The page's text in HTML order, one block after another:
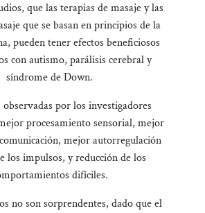
que las terapias de masaje y las
que se basan en principios de la
pueden tener efectos beneficiosos
con autismo, parálisis cerebral y
síndrome de Down.
por los investigadores
procesamiento sensorial, mejor
mejor autorregulación
los impulsos, y reducción de los
difíciles.
no son sorprendentes, dado que el